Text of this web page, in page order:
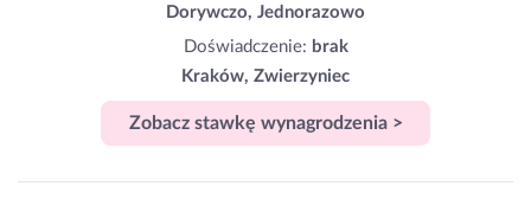
Dorywczo, Jednorazowo
Doświadczenie: brak
Kraków, Zwierzyniec
Zobacz stawkę wynagrodzenia >